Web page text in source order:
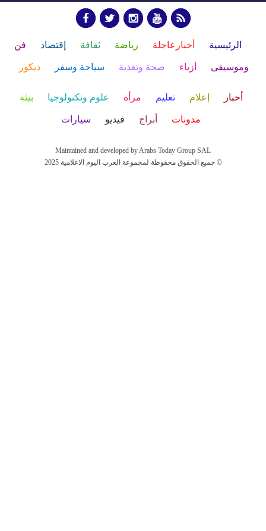
الرئيسية أخبارعاجلة رياضة ثقافة إقتصاد فن
وموسيقى أزياء صحة وتغذية سياحة وسفر ديكور
أخبار إعلام تعليم مرأة علوم وتكنولوجيا بيئة
مدونات أبراج فيديو سيارات
Maintained and developed by Arabs Today Group SAL
جميع الحقوق محفوظة لمجموعة العرب اليوم الاعلامية 2025 ©